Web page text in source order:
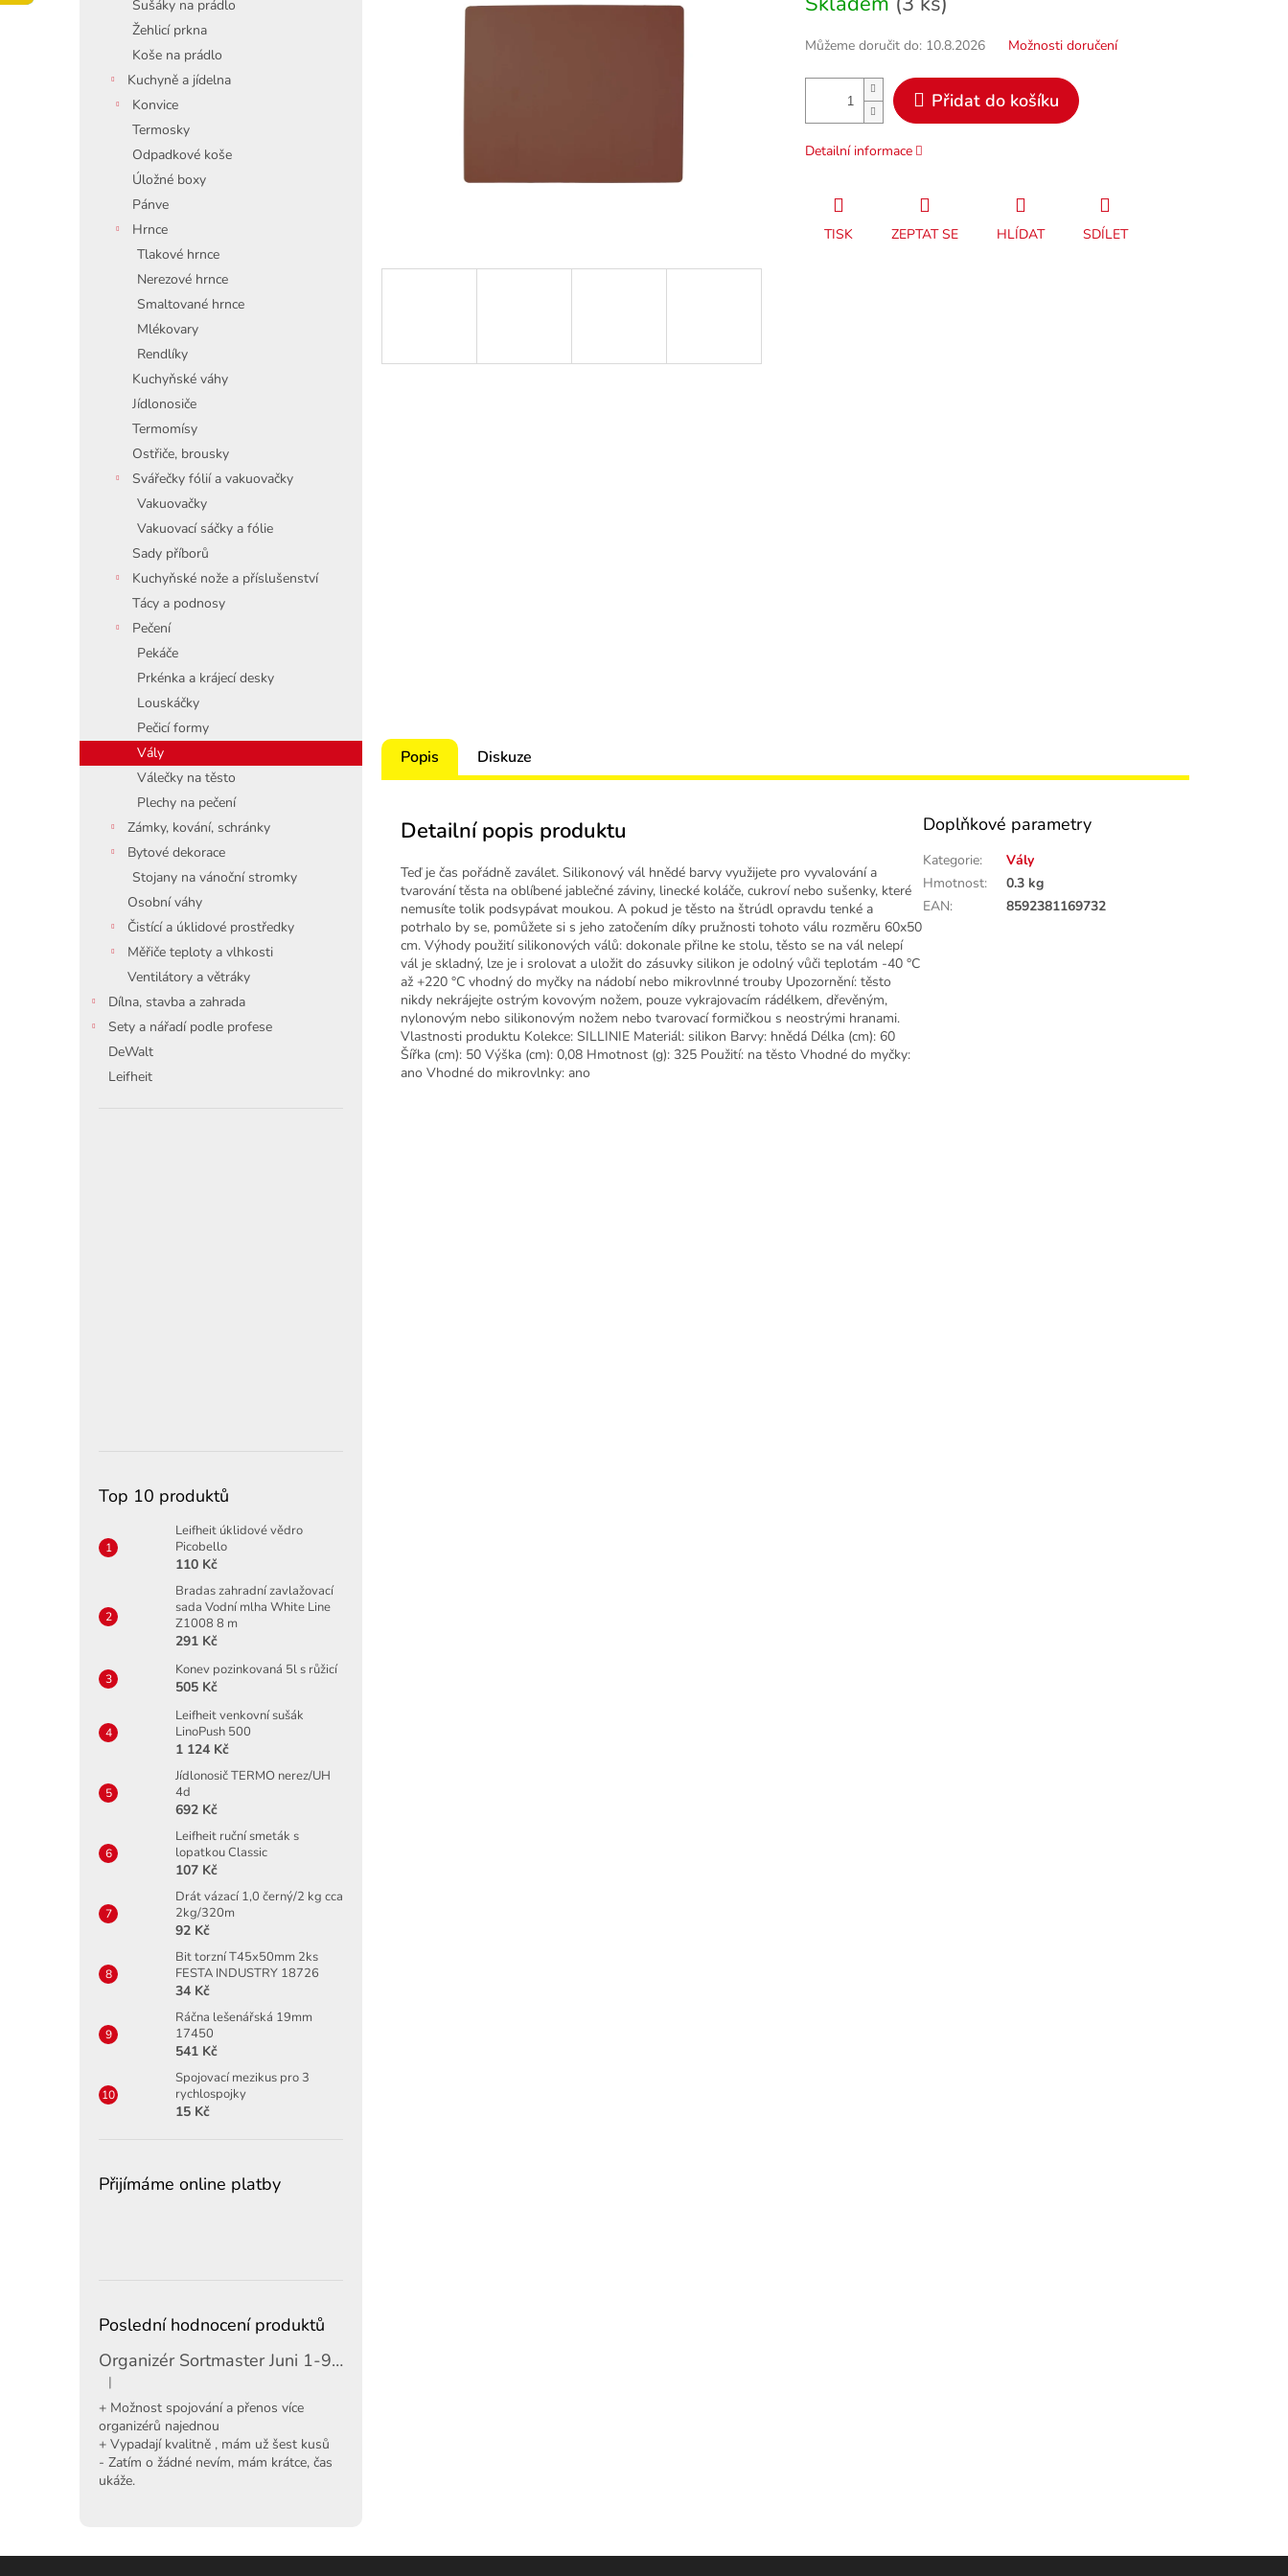
Sušáky na prádlo
Žehlicí prkna
Koše na prádlo
Kuchyně a jídelna
Konvice
Termosky
Odpadkové koše
Úložné boxy
Pánve
Hrnce
Tlakové hrnce
Nerezové hrnce
Smaltované hrnce
Mlékovary
Rendlíky
Kuchyňské váhy
Jídlonosiče
Termomísy
Ostřiče, brousky
Svářečky fólií a vakuovačky
Vakuovačky
Vakuovací sáčky a fólie
Sady příborů
Kuchyňské nože a příslušenství
Tácy a podnosy
Pečení
Pekáče
Prkénka a krájecí desky
Louskáčky
Pečicí formy
Vály
Válečky na těsto
Plechy na pečení
Zámky, kování, schránky
Bytové dekorace
Stojany na vánoční stromky
Osobní váhy
Čistící a úklidové prostředky
Měřiče teploty a vlhkosti
Ventilátory a větráky
Dílna, stavba a zahrada
Sety a nářadí podle profese
DeWalt
Leifheit
Top 10 produktů
Leifheit úklidové vědro
Picobello
110 Kč
Bradas zahradní zavlažovací
sada Vodní mlha White Line
Z1008 8 m
291 Kč
Konev pozinkovaná 5l s růžicí
505 Kč
Leifheit venkovní sušák
LinoPush 500
1 124 Kč
Jídlonosič TERMO nerez/UH
4d
692 Kč
Leifheit ruční smeták s
lopatkou Classic
107 Kč
Drát vázací 1,0 černý/2 kg cca
2kg/320m
92 Kč
Bit torzní T45x50mm 2ks
FESTA INDUSTRY 18726
34 Kč
Ráčna lešenářská 19mm
17450
541 Kč
Spojovací mezikus pro 3
rychlospojky
15 Kč
Přijímáme online platby
Poslední hodnocení produktů
Organizér Sortmaster Juni 1-97-483
Hodnocení produktu je 5 z 5 hvězdiček.
|
+ Možnost spojování a přenos více
organizérů najednou
+ Vypadají kvalitně , mám už šest kusů
- Zatím o žádné nevím, mám krátce, čas
ukáže.
cena:
Můžeme doručit do: 10.8.2026 Možnosti doručení
Přidat do košíku
Detailní informace
TISK ZEPTAT SE HLÍDAT SDÍLET
Popis Diskuze
Detailní popis produktu
Teď je čas pořádně zaválet. Silikonový vál hnědé barvy využijete pro vyvalování a
tvarování těsta na oblíbené jablečné záviny, linecké koláče, cukroví nebo sušenky, které
nemusíte tolik podsypávat moukou. A pokud je těsto na štrúdl opravdu tenké a
potrhalo by se, pomůžete si s jeho zatočením díky pružnosti tohoto válu rozměru 60x50
cm. Výhody použití silikonových válů: dokonale přilne ke stolu, těsto se na vál nelepí
vál je skladný, lze je i srolovat a uložit do zásuvky silikon je odolný vůči teplotám -40 °C
až +220 °C vhodný do myčky na nádobí nebo mikrovlnné trouby Upozornění: těsto
nikdy nekrájejte ostrým kovovým nožem, pouze vykrajovacím rádélkem, dřevěným,
nylonovým nebo silikonovým nožem nebo tvarovací formičkou s neostrými hranami.
Vlastnosti produktu Kolekce: SILLINIE Materiál: silikon Barvy: hnědá Délka (cm): 60
Šířka (cm): 50 Výška (cm): 0,08 Hmotnost (g): 325 Použití: na těsto Vhodné do myčky:
ano Vhodné do mikrovlnky: ano
Doplňkové parametry
Kategorie:
Vály
Hmotnost:
0.3 kg
EAN: 8592381169732
Z